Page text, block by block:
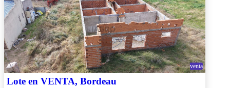
venta
Lote en VENTA, Bordeau